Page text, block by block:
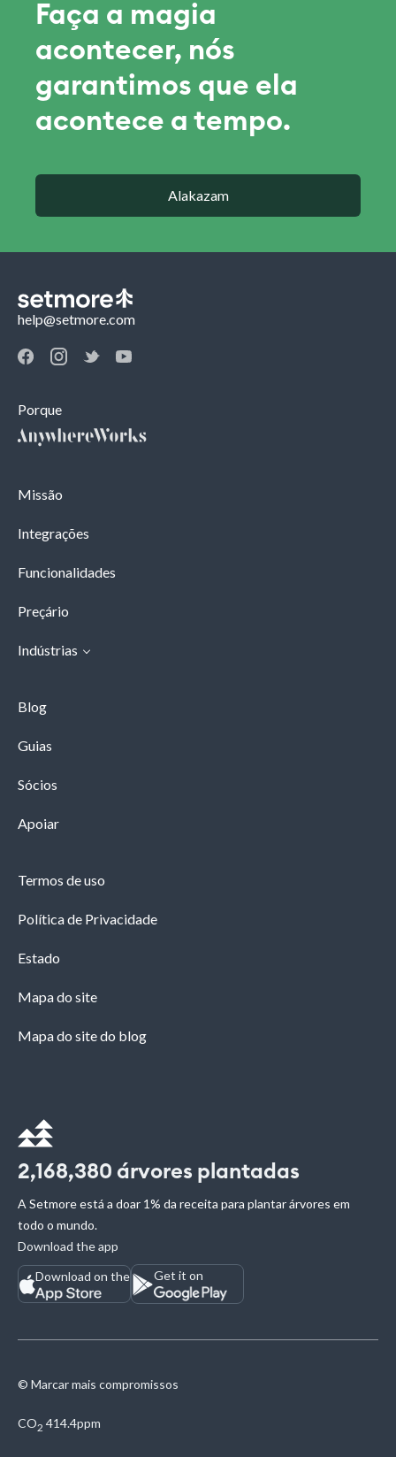
Faça a magia
acontecer, nós
garantimos que ela
acontece a tempo.
Alakazam
help@setmore.com
Porque
Missão
Integrações
Funcionalidades
Preçário
Indústrias
Blog
Guias
Sócios
Apoiar
Termos de uso
Política de Privacidade
Estado
Mapa do site
Mapa do site do blog
2,168,380 árvores plantadas
A Setmore está a doar 1% da receita para plantar árvores em
todo o mundo.
Download the app
Download on the
Get it on
© Marcar mais compromissos
CO2 414.4ppm